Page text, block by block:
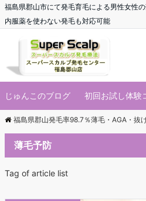
福島県郡山市にて発毛育毛による男性女性
内服薬を使わない発毛も対応可能
じゅんこのブログ 初回お試し体験
福島県郡山発毛率98.7％薄毛・AGA・抜
薄毛予防
Tag of article list